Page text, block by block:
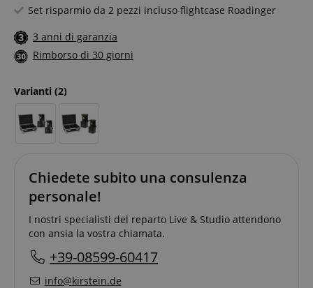
Set risparmio da 2 pezzi incluso flightcase Roadinger
3 anni di garanzia
Rimborso di 30 giorni
Varianti (2)
Chiedete subito una consulenza
personale!
I nostri specialisti del reparto Live & Studio attendono
con ansia la vostra chiamata.
+39-08599-60417
info@kirstein.de